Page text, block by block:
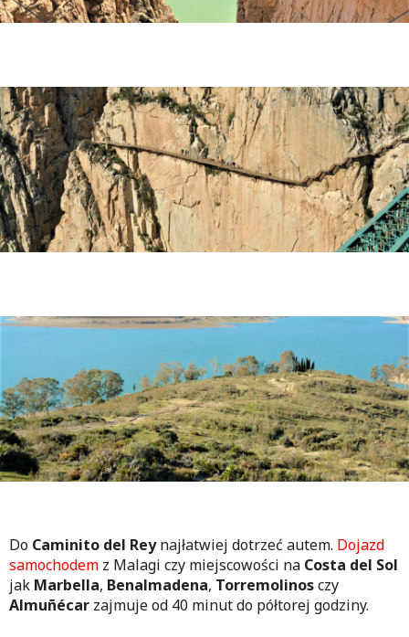
Do Caminito del Reynajłatwiej dotrzeć autem. Dojazd
samochodem z Malagi czy miejscowości na Costa del Sol
jak Marbella, Benalmadena, Torremolinosczy
Almuñécar zajmuje od 40 minut do półtorej godziny.